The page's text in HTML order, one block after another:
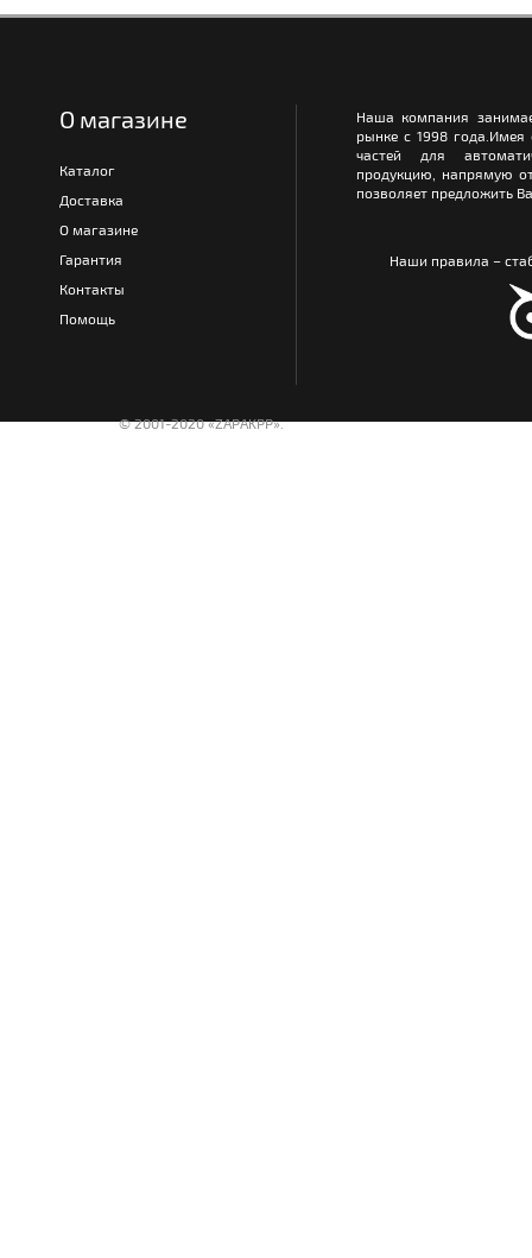
О магазине
Каталог
Доставка
О магазине
Гарантия
Контакты
Помощь
Наша компания
рынке с 1998
частей для
продукцию, напрямую
позволяет предложить
Наши правила –
© 2001-2020 «ZAPAKPP».